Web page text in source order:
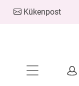
Kükenpost